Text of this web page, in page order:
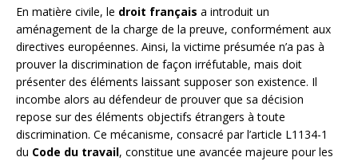
En matière civile, le droit français a introduit un
aménagement de la charge de la preuve, conformément aux
directives européennes. Ainsi, la victime présumée n’a pas à
prouver la discrimination de façon irréfutable, mais doit
présenter des éléments laissant supposer son existence. Il
incombe alors au défendeur de prouver que sa décision
repose sur des éléments objectifs étrangers à toute
discrimination. Ce mécanisme, consacré par l’article L1134-1
du Code du travail, constitue une avancée majeure pour les